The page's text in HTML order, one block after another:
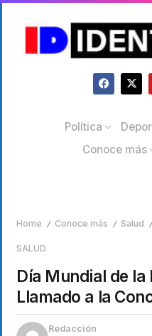
Política
Conoce más
Home / Conoce más / Salud /
SALUD
Día Mundial de la
Llamado a la
Redacción